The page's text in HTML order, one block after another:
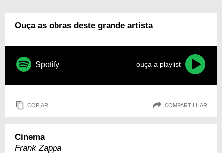
Ouça as obras deste grande artista
Spotify ouça a playlist
COPIAR COMPARTILHAR
Cinema
Frank Zappa